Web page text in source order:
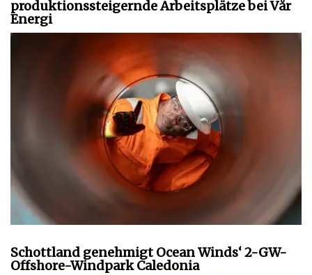
produktionssteigernde Arbeitsplätze bei Vår
Energi
Schottland genehmigt Ocean Winds‘ 2-GW-
Offshore-Windpark Caledonia